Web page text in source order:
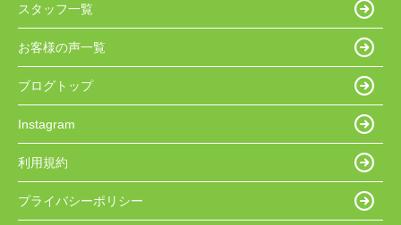
スタッフ一覧
お客様の声一覧
ブログトップ
Instagram
利用規約
プライバシーポリシー